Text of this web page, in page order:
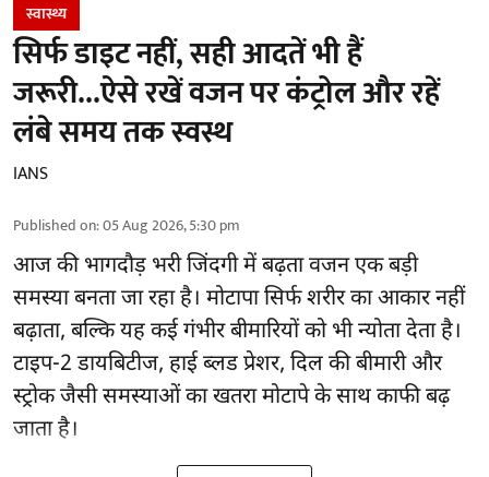
स्वास्थ्य
सिर्फ डाइट नहीं, सही आदतें भी हैं
जरूरी...ऐसे रखें वजन पर कंट्रोल और रहें
लंबे समय तक स्वस्थ
IANS
Published on:05 Aug 2026, 5:30 pm
आज की भागदौड़ भरी जिंदगी में बढ़ता वजन एक बड़ी
समस्या बनता जा रहा है। मोटापा सिर्फ शरीर का आकार नहीं
बढ़ाता, बल्कि यह कई गंभीर बीमारियों को भी न्योता देता है।
टाइप-2 डायबिटीज, हाई ब्लड प्रेशर, दिल की बीमारी और
स्ट्रोक जैसी समस्याओं का खतरा मोटापे के साथ काफी बढ़
जाता है।